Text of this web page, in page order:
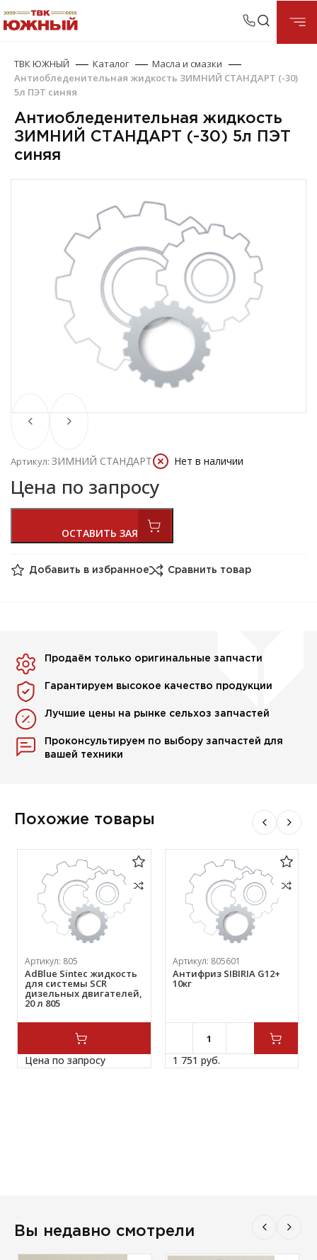
ТВК ЮЖНЫЙ Каталог
Масла и смазки
Антиобледенительная жидкость ЗИМНИЙ СТАНДАРТ (-30)
5л ПЭТ синяя
Антиобледенительная жидкость
ЗИМНИЙ СТАНДАРТ (-30) 5л ПЭТ
синяя
Артикул: ЗИМНИЙ СТАНДАРТ Нет в наличии
Цена по запросу
Добавить в избранное Сравнить товар
Продаём только оригинальные запчасти
Гарантируем высокое качество продукции
Лучшие цены на рынке сельхоз запчастей
Проконсультируем по выбору запчастей для
вашей техники
Похожие товары
Артикул: 805
AdBlue Sintec жидкость
для системы SCR
дизельных двигателей,
20 л 805
Цена по запросу
Артикул: 805601
Антифриз SIBIRIA G12+
10кг
1 751 руб.
Вы недавно смотрели